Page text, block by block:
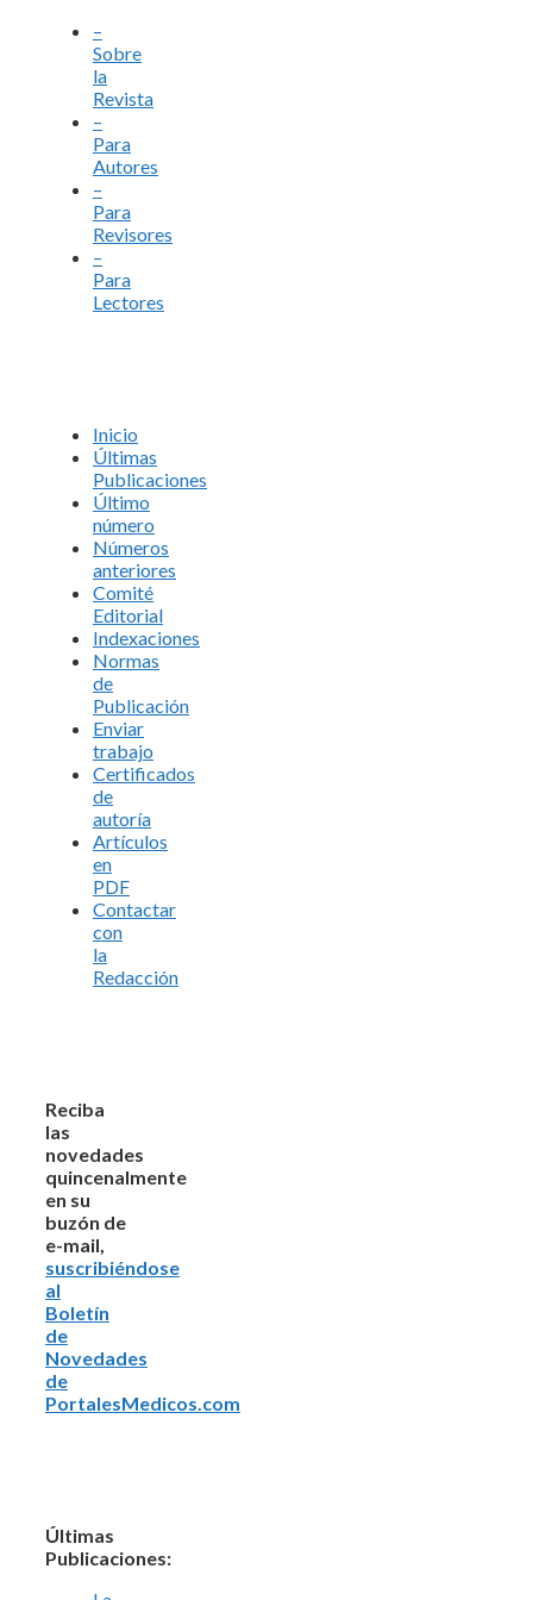
–
Sobre
la
Revista
–
Para
Autores
–
Para
Revisores
–
Para
Lectores
Inicio
Últimas
Publicaciones
Último
número
Números
anteriores
Comité
Editorial
Indexaciones
Normas
de
Publicación
Enviar
trabajo
Certificados
de
autoría
Artículos
en
PDF
Contactar
con
la
Redacción
Reciba
las
novedades
quincenalmente
en su
buzón de
e-mail,
suscribiéndose
al
Boletín
de
Novedades
de
PortalesMedicos.com
Últimas
Publicaciones: